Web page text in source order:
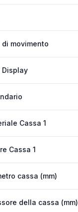
di movimento
Display
Cassa 1
Cassa 1
cassa (mm)
della cassa (mm)